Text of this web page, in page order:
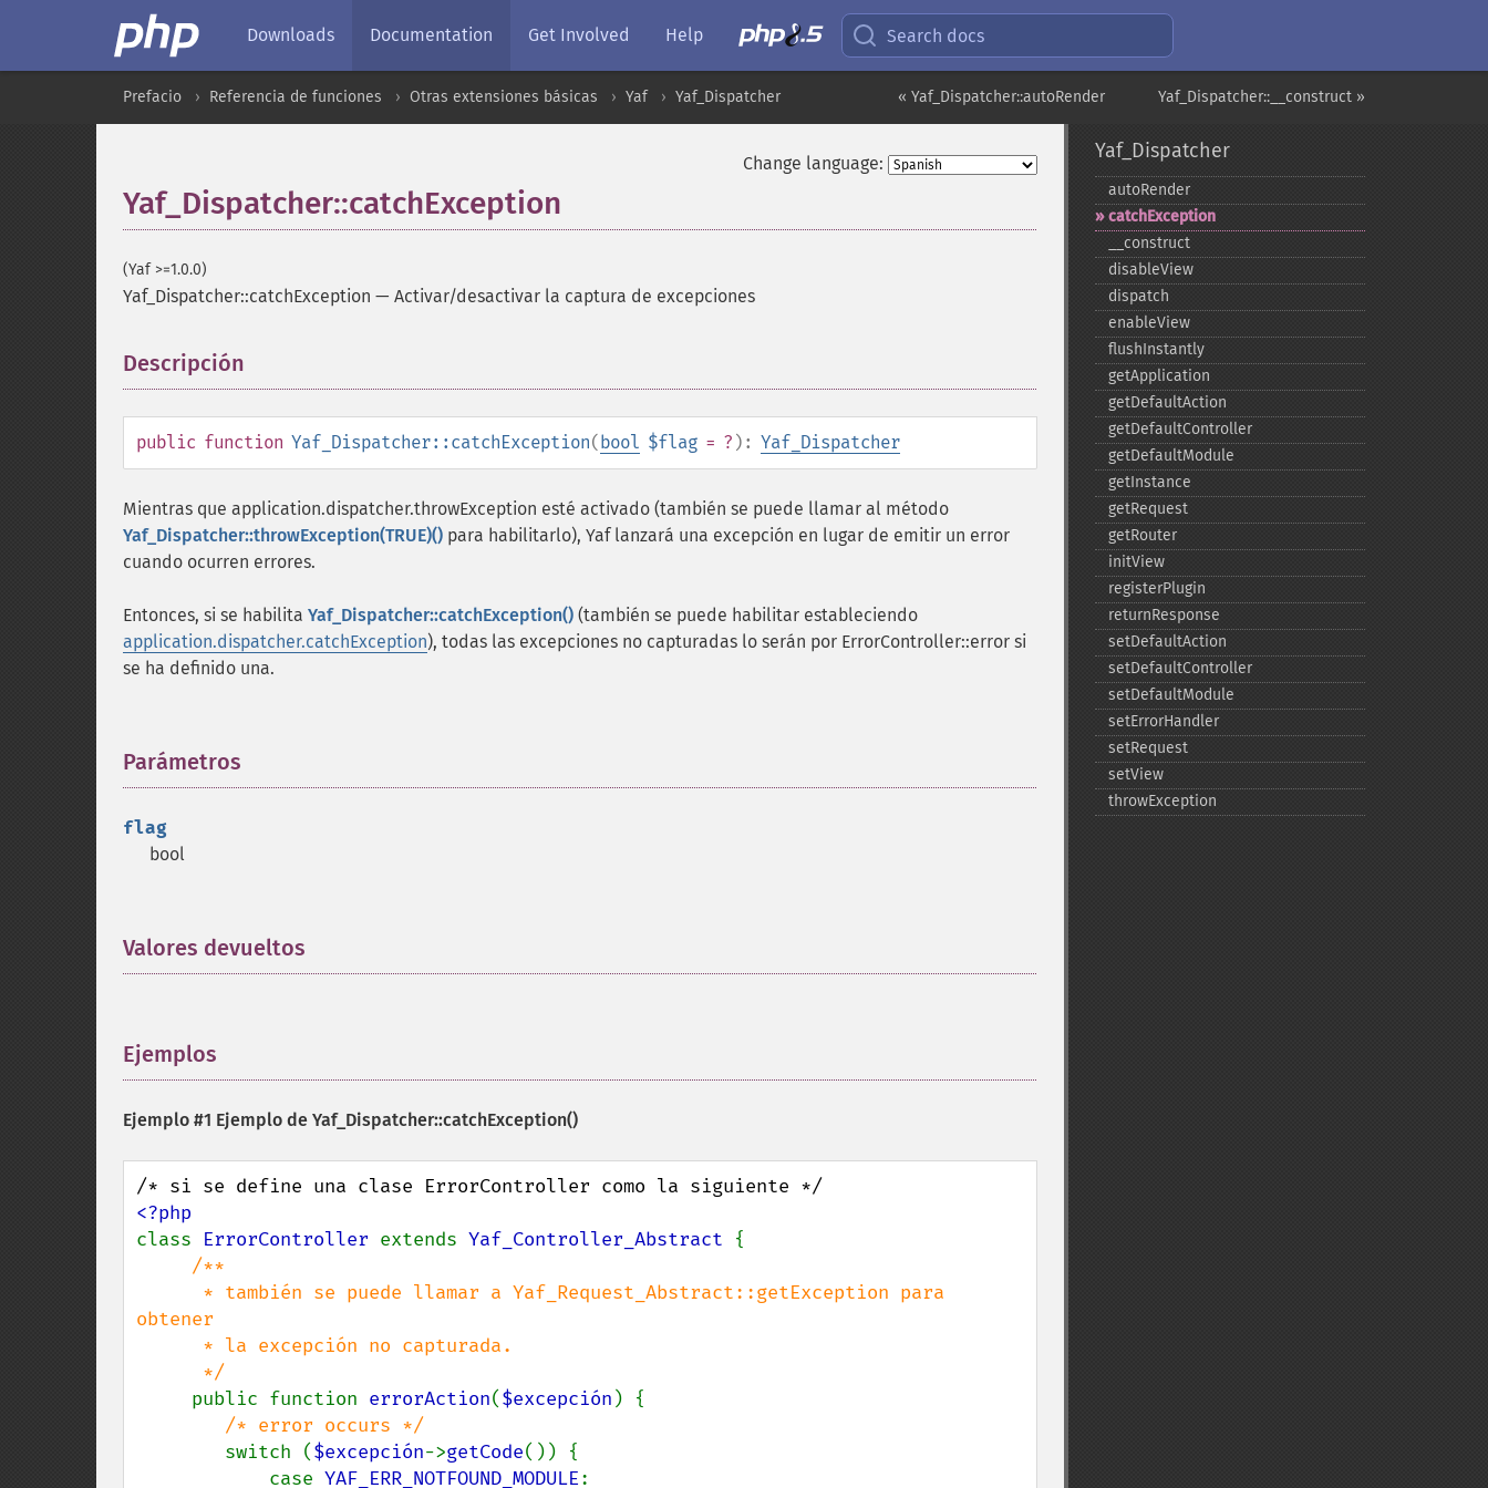
Downloads Documentation Get Involved Help Search docs
Yaf_Dispatcher::__construct »
« Yaf_Dispatcher::autoRender
Prefacio Referencia de funciones Otras extensiones básicas Yaf Yaf_Dispatcher
Change language:
Yaf_Dispatcher::catchException
(Yaf >=1.0.0)
Yaf_Dispatcher::catchException — Activar/desactivar la captura de excepciones
Descripción
public function Yaf_Dispatcher::catchException(bool $flag = ? ): Yaf_Dispatcher
Mientras que application.dispatcher.throwException esté activado (también se puede llamar al método
Yaf_Dispatcher::throwException(TRUE)() para habilitarlo), Yaf lanzará una excepción en lugar de emitir un error
cuando ocurren errores.
Entonces, si se habilita Yaf_Dispatcher::catchException() (también se puede habilitar estableciendo
application.dispatcher.catchException), todas las excepciones no capturadas lo serán por ErrorController::error si
se ha definido una.
Parámetros
flag
bool
Valores devueltos
Ejemplos
Ejemplo #1 Ejemplo de Yaf_Dispatcher::catchException()
class ErrorController extends Yaf_Controller_Abstract {
/**
obtener
public function errorAction($excepción ) {
/* error occurs */
switch ($excepción->getCode()) {
            case
YAF_ERR_NOTFOUND_MODULE:
Yaf_Dispatcher
autoRender
catchException
_​_​construct
disableView
dispatch
enableView
flushInstantly
getApplication
getDefaultAction
getDefaultController
getDefaultModule
getInstance
getRequest
getRouter
initView
registerPlugin
returnResponse
setDefaultAction
setDefaultController
setDefaultModule
setErrorHandler
setRequest
setView
throwException